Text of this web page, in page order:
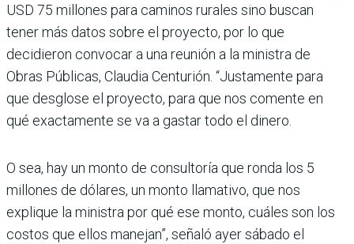
USD 75 millones para caminos rurales sino buscan
tener más datos sobre el proyecto, por lo que
decidieron convocar a una reunión a la ministra de
Obras Públicas, Claudia Centurión. “Justamente para
que desglose el proyecto, para que nos comente en
qué exactamente se va a gastar todo el dinero.
O sea, hay un monto de consultoría que ronda los 5
millones de dólares, un monto llamativo, que nos
explique la ministra por qué ese monto, cuáles son los
costos que ellos manejan”, señaló ayer sábado el